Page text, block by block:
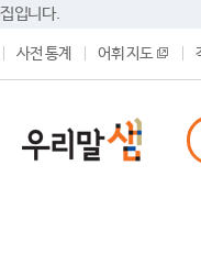
입니다.
사전 통계 어휘 지도